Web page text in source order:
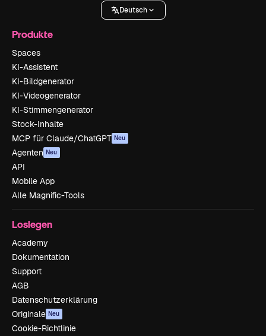
Deutsch
Produkte
Spaces
KI-Assistent
KI-Bildgenerator
KI-Videogenerator
KI-Stimmengenerator
Stock-Inhalte
MCP für Claude/ChatGPT Neu
Agenten Neu
API
Mobile App
Alle Magnific-Tools
Loslegen
Academy
Dokumentation
Support
AGB
Datenschutzerklärung
Originale Neu
Cookie-Richtlinie